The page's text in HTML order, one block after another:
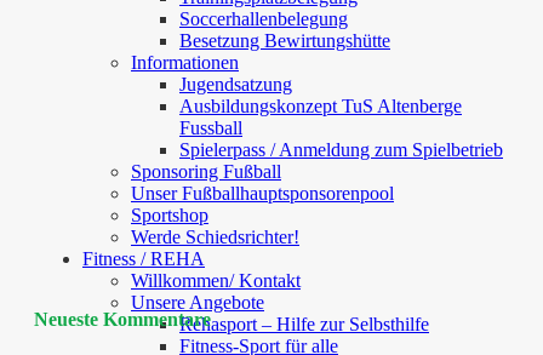
Soccerhallenbelegung
Besetzung Bewirtungshütte
Informationen
Jugendsatzung
Ausbildungskonzept TuS Altenberge
Fussball
Spielerpass / Anmeldung zum Spielbetrieb
Sponsoring Fußball
Unser Fußballhauptsponsorenpool
Sportshop
Werde Schiedsrichter!
Fitness / REHA
Willkommen/ Kontakt
Unsere Angebote
Rehasport – Hilfe zur Selbsthilfe
Fitness-Sport für alle
Neueste Kommentare